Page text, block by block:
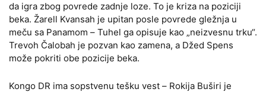
da igra zbog povrede zadnje loze. To je kriza na poziciji
beka. Žarell Kvansah je upitan posle povrede gležnja u
meču sa Panamom – Tuhel ga opisuje kao „neizvesnu trku“.
Trevoh Čalobah je pozvan kao zamena, a Džed Spens
može pokriti obe pozicije beka.
Kongo DR ima sopstvenu tešku vest – Rokija Buširi je